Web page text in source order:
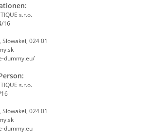
s.r.o.
16
024 01
dummy.eu/
s.r.o.
024 01
dummy.eu